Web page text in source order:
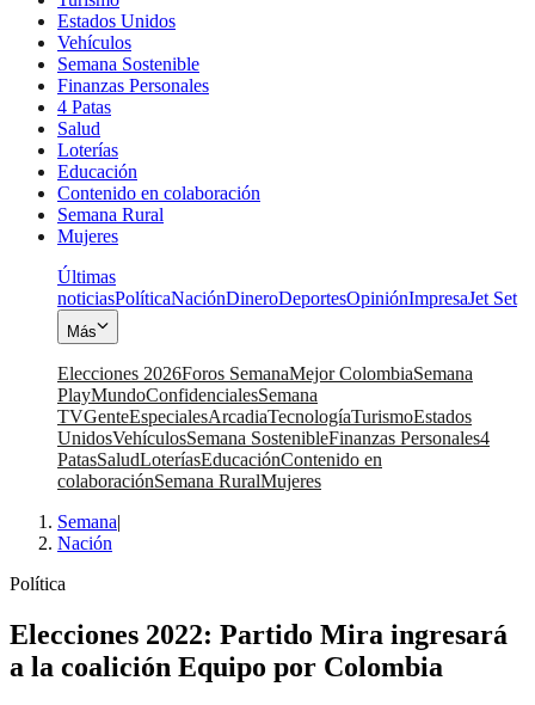
Estados Unidos
Vehículos
Semana Sostenible
Finanzas Personales
4 Patas
Salud
Loterías
Educación
Contenido en colaboración
Semana Rural
Mujeres
Últimas
noticiasPolíticaNaciónDineroDeportesOpiniónImpresaJet Set
Más
Elecciones 2026Foros SemanaMejor ColombiaSemana
PlayMundoConfidencialesSemana
TVGenteEspecialesArcadiaTecnologíaTurismoEstados
UnidosVehículosSemana SostenibleFinanzas Personales4
PatasSaludLoteríasEducaciónContenido en
colaboraciónSemana RuralMujeres
Semana|
Nación
Política
Elecciones 2022: Partido Mira ingresará
a la coalición Equipo por Colombia